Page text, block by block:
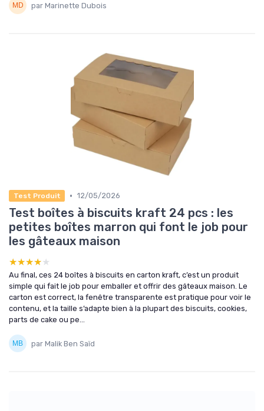
par Marinette Dubois
Test Produit • 12/05/2026
Test boîtes à biscuits kraft 24 pcs : les
petites boîtes marron qui font le job pour
les gâteaux maison
★★★★★
★★★★★
Au final, ces 24 boîtes à biscuits en carton kraft, c’est un produit
simple qui fait le job pour emballer et offrir des gâteaux maison. Le
carton est correct, la fenêtre transparente est pratique pour voir le
contenu, et la taille s’adapte bien à la plupart des biscuits, cookies,
parts de cake ou pe...
par Malik Ben Saïd